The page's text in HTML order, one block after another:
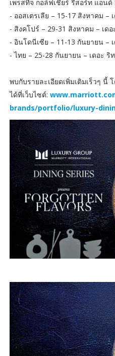
เพรสทีจ กอล์ฟเชียร์ รีสอร์ท แอนด์
- ออสเตรเลีย – 15-17 สิงหาคม –
- สิงคโปร์ – 29-31 สิงหาคม – เด
- อินโดนีเซีย – 11-13 กันยายน –
- ไทย – 25-28 กันยายน – เดอะ ริ
พบกับรายละเอียดเพิ่มเติมเร็วๆ นี้
ได้ที่เว็บไซต์:
brands/portfolio/luxury-